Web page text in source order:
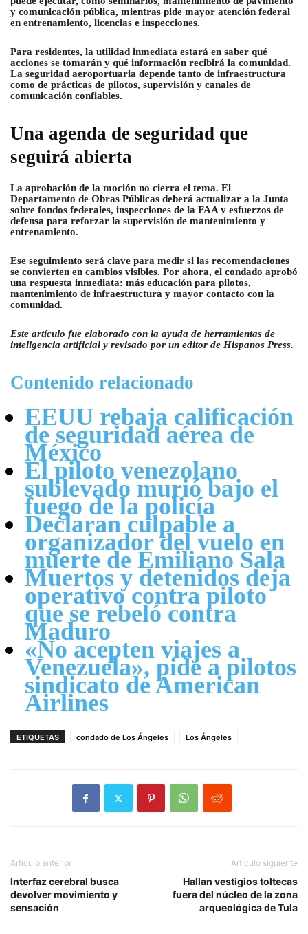
y comunicación pública, mientras pide mayor atención federal
en entrenamiento, licencias e inspecciones.
Para residentes, la utilidad inmediata estará en saber qué
acciones se tomarán y qué información recibirá la comunidad.
La seguridad aeroportuaria depende tanto de infraestructura
como de prácticas de pilotos, supervisión y canales de
comunicación confiables.
Una agenda de seguridad que
seguirá abierta
La aprobación de la moción no cierra el tema. El
Departamento de Obras Públicas deberá actualizar a la Junta
sobre fondos federales, inspecciones de la FAA y esfuerzos de
defensa para reforzar la supervisión de mantenimiento y
entrenamiento.
Ese seguimiento será clave para medir si las recomendaciones
se convierten en cambios visibles. Por ahora, el condado aprobó
una respuesta inmediata: más educación para pilotos,
mantenimiento de infraestructura y mayor contacto con la
comunidad.
Este artículo fue elaborado con la ayuda de herramientas de
inteligencia artificial y revisado por un editor de Hispanos Press.
Contenido relacionado
EEUU rebaja calificación
de seguridad aérea de
México
El piloto venezolano
sublevado murió bajo el
fuego de la policía
Declaran culpable a
organizador del vuelo en
muerte de Emiliano Sala
Muertos y detenidos deja
operativo contra piloto
que se rebeló contra
Maduro
«No acepten viajes a
Venezuela», pide a pilotos
sindicato de American
Airlines
ETIQUETAS condado de Los Ángeles Los Ángeles
Artículo anterior
Interfaz cerebral busca
devolver movimiento y
sensación
Artículo siguiente
Hallan vestigios toltecas
fuera del núcleo de la zona
arqueológica de Tula